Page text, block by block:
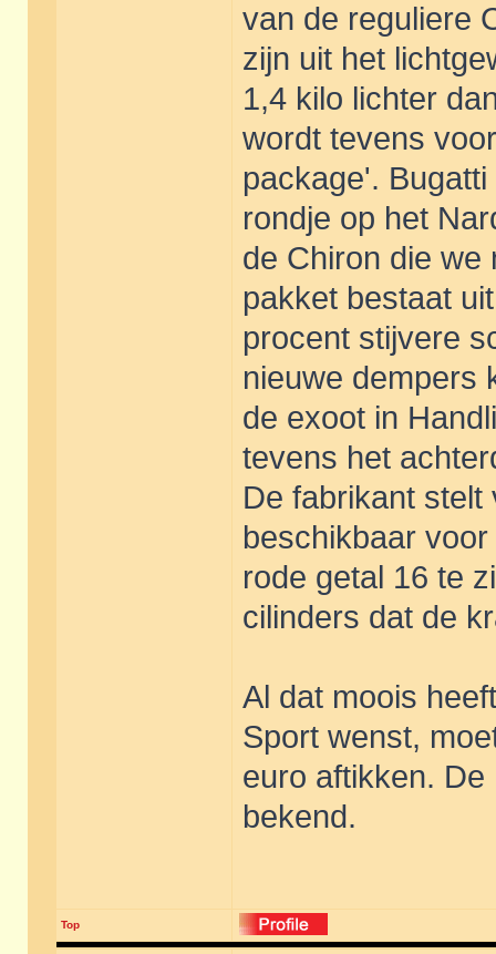
van de reguliere
zijn uit het
1,4 kilo lichter
wordt tevens
package'.
rondje op het
de Chiron die we
pakket bestaat
procent stijvere
nieuwe dempers
de exoot in
tevens het
De fabrikant
beschikbaar
rode getal 16 te
cilinders dat de
Al dat moois
Sport wenst,
euro aftikken.
bekend.
Top